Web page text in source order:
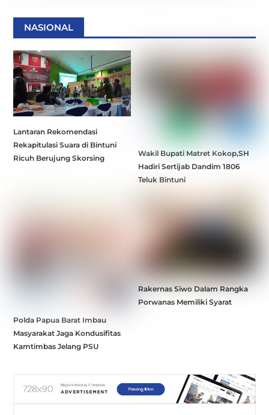
NASIONAL
Lantaran Rekomendasi
Rekapitulasi Suara di Bintuni
Ricuh Berujung Skorsing
Wakil Bupati Matret Kokop,SH
Hadiri Sertijab Dandim 1806
Teluk Bintuni
Polda Papua Barat Imbau
Masyarakat Jaga Kondusifitas
Kamtimbas Jelang PSU
Rakernas Siwo Dalam Rangka
Porwanas Memiliki Syarat